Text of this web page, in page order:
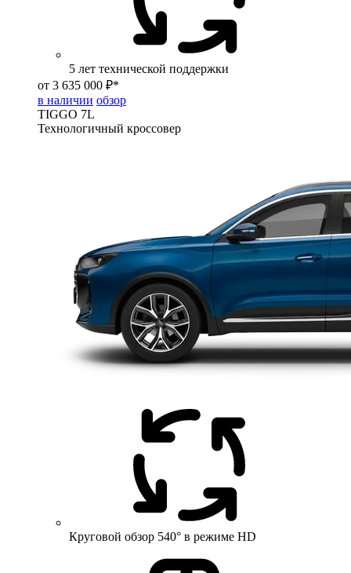
5 лет технической поддержки
от 3 635 000 ₽*
в наличии обзор
TIGGO 7L
Технологичный кроссовер
Круговой обзор 540° в режиме HD